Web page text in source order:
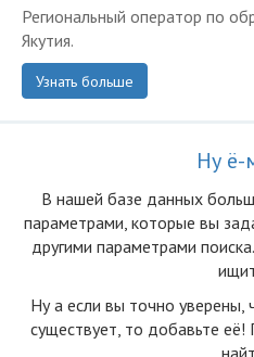
Региональный оператор по
Якутия.
Узнать больше
Ну ё-
В нашей базе данных
параметрами, которые вы
другими параметрами
Ну а если вы точно уверены,
существует, то добавьте